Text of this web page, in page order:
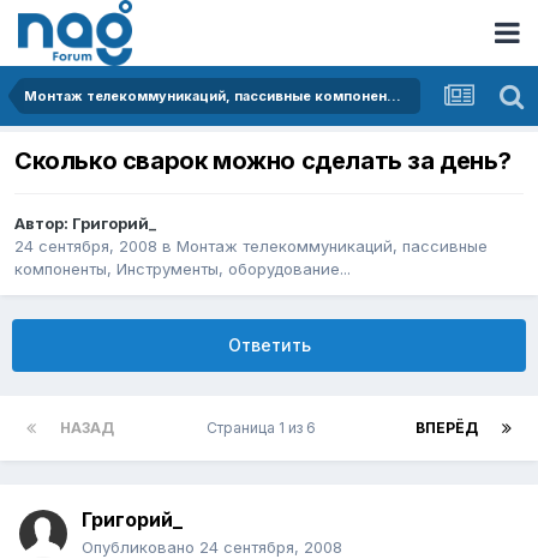
Монтаж телекоммуникаций, пассивные компоненты, Инструменты, оборудование...
Сколько сварок можно сделать за день?
Автор: Григорий_
24 сентября, 2008 в Монтаж телекоммуникаций, пассивные
компоненты, Инструменты, оборудование...
Ответить
НАЗАД ВПЕРЁД
Страница 1 из 6
Григорий_
Опубликовано 24 сентября, 2008